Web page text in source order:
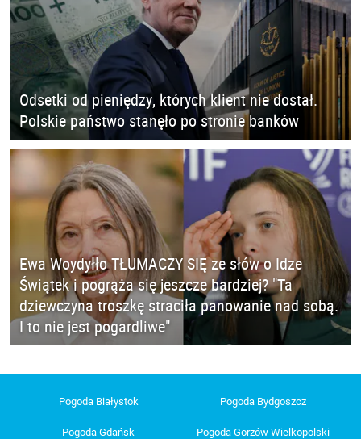
Odsetki od pieniędzy, których klient nie dostał.
Polskie państwo stanęło po stronie banków
Ewa Woydyłło TŁUMACZY SIĘ ze słów o Idze
Świątek i pogrąża się jeszcze bardziej? "Ta
dziewczyna troszkę straciła panowanie nad sobą.
I to nie jest pogardliwe"
Pogoda Białystok Pogoda Bydgoszcz
Pogoda Gdańsk
Pogoda Gorzów Wielkopolski